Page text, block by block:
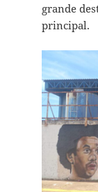
grande
principal.